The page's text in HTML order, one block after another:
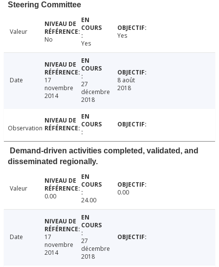
Steering Committee
Valeur
No
Yes
Yes
Date
17
novembre
2014
27
décembre
2018
8 août
2018
Observation
Demand-driven activities completed, validated, and
disseminated regionally.
Valeur
0.00
24.00
0.00
Date
17
novembre
2014
27
décembre
2018